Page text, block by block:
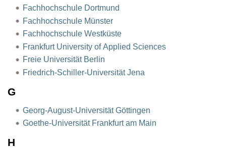
Fachhochschule Dortmund
Fachhochschule Münster
Fachhochschule Westküste
Frankfurt University of Applied Sciences
Freie Universität Berlin
Friedrich-Schiller-Universität Jena
G
Georg-August-Universität Göttingen
Goethe-Universität Frankfurt am Main
H